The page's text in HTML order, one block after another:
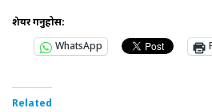
शेयर गर्नुहोस:
WhatsApp
Related